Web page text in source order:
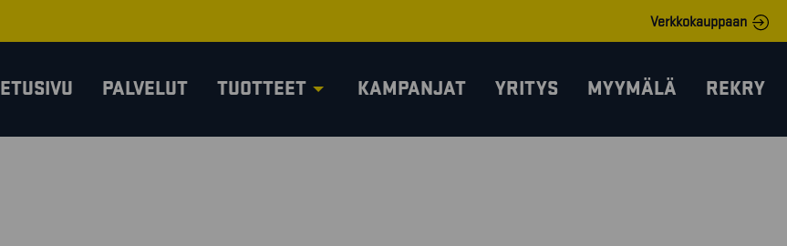
Verkkokauppaan
ETUSIVU PALVELUT TUOTTEET KAMPANJAT YRITYS MYYMÄLÄ REKRY